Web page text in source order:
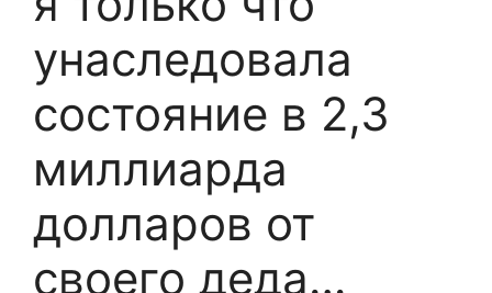
унаследовала
состояние в 2,3
миллиарда
долларов от
своего деда…